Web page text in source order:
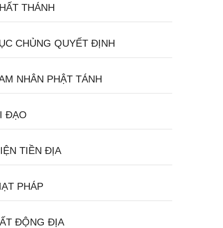
THÁNH
CHỦNG QUYẾT ĐỊNH
NHÂN PHẬT TÁNH
ĐẠO
TIỀN ĐỊA
PHÁP
ĐỘNG ĐỊA